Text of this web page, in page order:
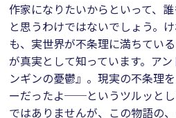
作家になりたいからといって、
と思うわけではないでしょう。
も、実世界が不条理に満ちてい
が真実として知っています。ア
ンギンの憂鬱』。現実の不条理
ーだったよ──というツルッと
ではありませんが、この物語の